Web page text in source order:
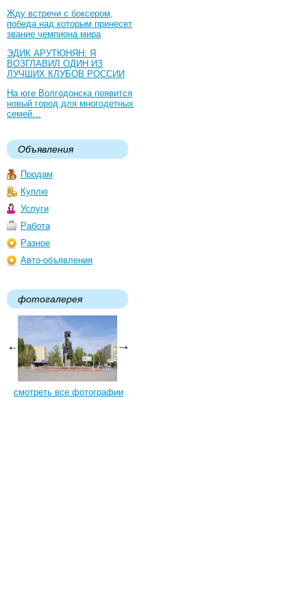
Жду встречи с боксером,
победа над которым принесет
звание чемпиона мира
ЭДИК АРУТЮНЯН: Я
ВОЗГЛАВИЛ ОДИН ИЗ
ЛУЧШИХ КЛУБОВ РОССИИ
На юге Волгодонска появится
новый город для многодетных
семей…
Объявления
Продам
Куплю
Услуги
Работа
Разное
Авто-объявления
фотогалерея
смотреть все фотографии